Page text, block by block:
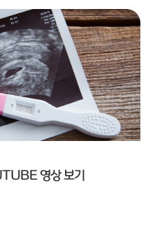
영상 보기